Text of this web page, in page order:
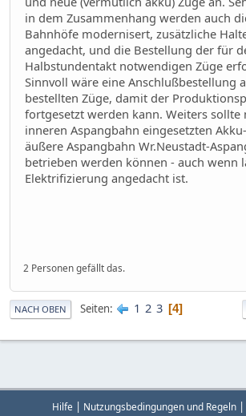
in dem Zusammenhang werden auch
Bahnhöfe modernisert, zusätzliche
angedacht, und die Bestellung der für
Halbstundentakt notwendigen Züge
Sinnvoll wäre eine Anschlußbestellung
bestellten Züge, damit der
fortgesetzt werden kann. Weiters sollte
inneren Aspangbahn eingesetzten
äußere Aspangbahn Wr.Neustadt-
betrieben werden können - auch wenn
Elektrifizierung angedacht ist.
2 Personen gefällt das.
NACH OBEN Seiten 1 2 3 4
Hilfe | Nutzungsbedingungen und Regeln |